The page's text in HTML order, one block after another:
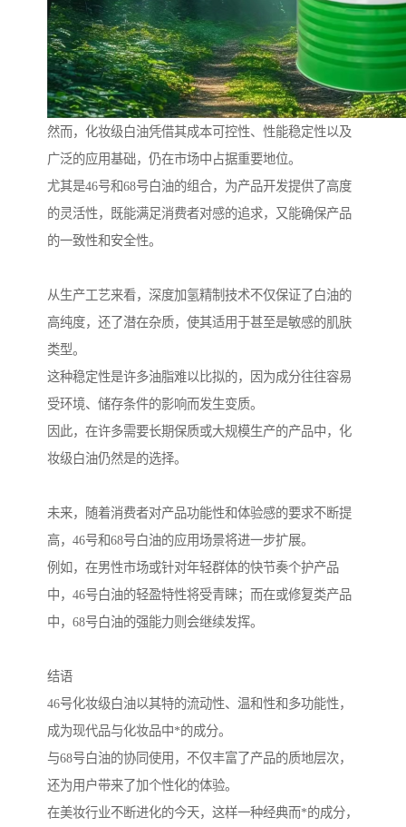
然而，化妆级白油凭借其成本可控性、性能稳定性以及
广泛的应用基础，仍在市场中占据重要地位。
尤其是46号和68号白油的组合，为产品开发提供了高度
的灵活性，既能满足消费者对感的追求，又能确保产品
的一致性和安全性。
从生产工艺来看，深度加氢精制技术不仅保证了白油的
高纯度，还了潜在杂质，使其适用于甚至是敏感的肌肤
类型。
这种稳定性是许多油脂难以比拟的，因为成分往往容易
受环境、储存条件的影响而发生变质。
因此，在许多需要长期保质或大规模生产的产品中，化
妆级白油仍然是的选择。
未来，随着消费者对产品功能性和体验感的要求不断提
高，46号和68号白油的应用场景将进一步扩展。
例如，在男性市场或针对年轻群体的快节奏个护产品
中，46号白油的轻盈特性将受青睐；而在或修复类产品
中，68号白油的强能力则会继续发挥。
结语
46号化妆级白油以其特的流动性、温和性和多功能性，
成为现代品与化妆品中*的成分。
与68号白油的协同使用，不仅丰富了产品的质地层次，
还为用户带来了加个性化的体验。
在美妆行业不断进化的今天，这样一种经典而*的成分，